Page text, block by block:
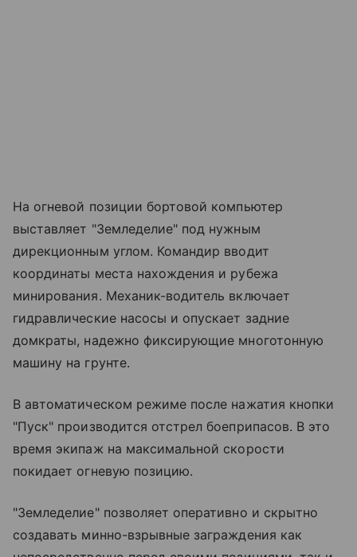
На огневой позиции бортовой компьютер
выставляет "Земледелие" под нужным
дирекционным углом. Командир вводит
координаты места нахождения и рубежа
минирования. Механик-водитель включает
гидравлические насосы и опускает задние
домкраты, надежно фиксирующие многотонную
машину на грунте.
В автоматическом режиме после нажатия кнопки
"Пуск" производится отстрел боеприпасов. В это
время экипаж на максимальной скорости
покидает огневую позицию.
"Земледелие" позволяет оперативно и скрытно
создавать минно-взрывные заграждения как